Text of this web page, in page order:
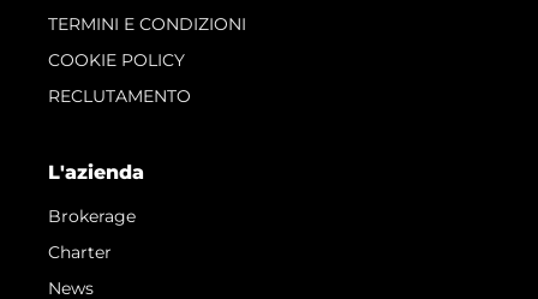
TERMINI E CONDIZIONI
COOKIE POLICY
RECLUTAMENTO
L'azienda
Brokerage
Charter
News